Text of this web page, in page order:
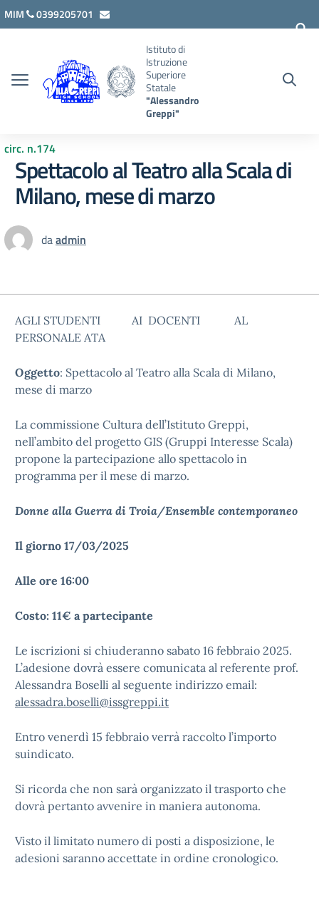
Vai ai contenuti
Vai al menu di navigazione
Vai al footer
MIM
0399205701
Istituto di
Istruzione
Superiore
Statale
"Alessandro
Greppi"
circ. n.174
Spettacolo al Teatro alla Scala di
Milano, mese di marzo
daadmin
AGLI STUDENTI AI DOCENTI AL
PERSONALE ATA
Oggetto: Spettacolo al Teatro alla Scala di Milano,
mese di marzo
La commissione Cultura dell’Istituto Greppi,
nell’ambito del progetto GIS (Gruppi Interesse Scala)
propone la partecipazione allo spettacolo in
programma per il mese di marzo.
Donne alla Guerra di Troia/Ensemble contemporaneo
Il giorno 17/03/2025
Alle ore 16:00
Costo: 11€ a partecipante
Le iscrizioni si chiuderanno sabato 16 febbraio 2025.
L’adesione dovrà essere comunicata al referente prof.
Alessandra Boselli al seguente indirizzo email:
alessadra.boselli@issgreppi.it
Entro venerdì 15 febbraio verrà raccolto l’importo
suindicato.
Si ricorda che non sarà organizzato il trasporto che
dovrà pertanto avvenire in maniera autonoma.
Visto il limitato numero di posti a disposizione, le
adesioni saranno accettate in ordine cronologico.